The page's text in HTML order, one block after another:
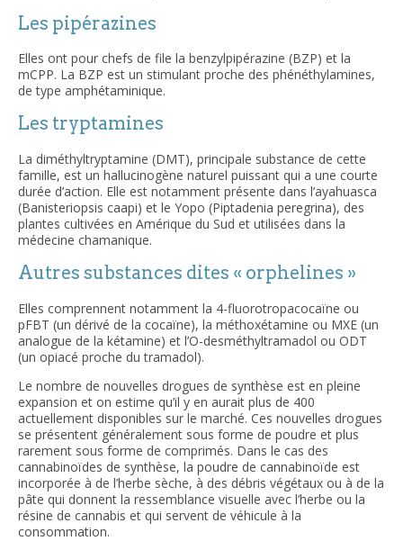
Les pipérazines
Elles ont pour chefs de file la benzylpipérazine (BZP) et la
mCPP. La BZP est un stimulant proche des phénéthylamines,
de type amphétaminique.
Les tryptamines
La diméthyltryptamine (DMT), principale substance de cette
famille, est un hallucinogène naturel puissant qui a une courte
durée d’action. Elle est notamment présente dans l’ayahuasca
(Banisteriopsis caapi) et le Yopo (Piptadenia peregrina), des
plantes cultivées en Amérique du Sud et utilisées dans la
médecine chamanique.
Autres substances dites « orphelines »
Elles comprennent notamment la 4-fluorotropacocaïne ou
pFBT (un dérivé de la cocaïne), la méthoxétamine ou MXE (un
analogue de la kétamine) et l’O-desméthyltramadol ou ODT
(un opiacé proche du tramadol).
Le nombre de nouvelles drogues de synthèse est en pleine
expansion et on estime qu’il y en aurait plus de 400
actuellement disponibles sur le marché. Ces nouvelles drogues
se présentent généralement sous forme de poudre et plus
rarement sous forme de comprimés. Dans le cas des
cannabinoïdes de synthèse, la poudre de cannabinoïde est
incorporée à de l’herbe sèche, à des débris végétaux ou à de la
pâte qui donnent la ressemblance visuelle avec l’herbe ou la
résine de cannabis et qui servent de véhicule à la
consommation.